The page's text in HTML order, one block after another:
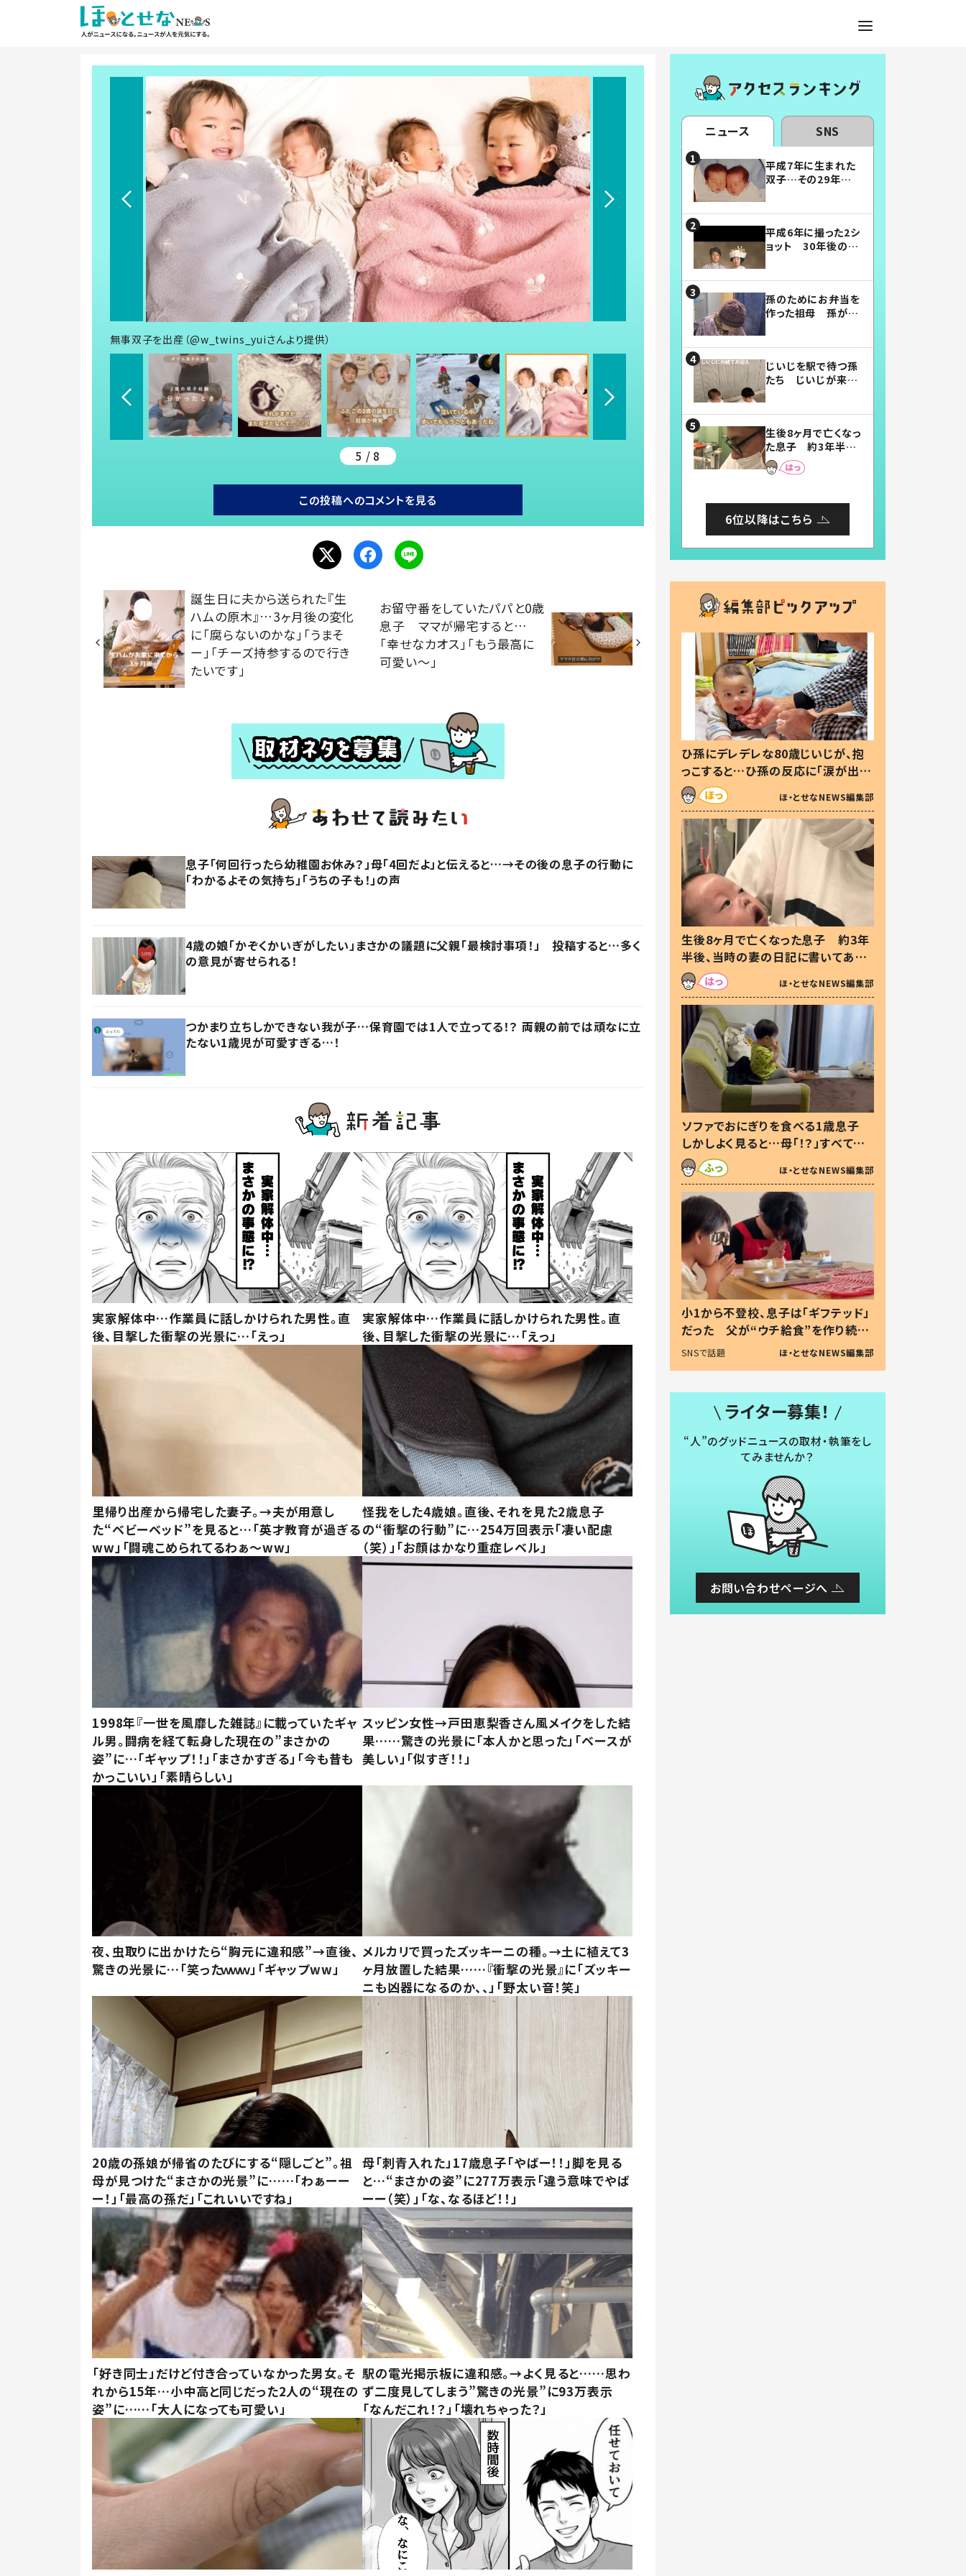
無事双子を出産（@w_twins_yuiさんより提供）
5 / 8
この投稿へのコメントを見る
誕生日に夫から送られた『生
ハムの原木』…3ヶ月後の変化
に「腐らないのかな」「うまそ
ー」「チーズ持参するので行き
たいです」
お留守番をしていたパパと0歳
息子 ママが帰宅すると…
「幸せなカオス」「もう最高に
可愛い〜」
息子「何回行ったら幼稚園お休み？」母「4回だよ」と伝えると…→その後の息子の行動に
「わかるよその気持ち」「うちの子も！」の声
4歳の娘「かぞくかいぎがしたい」まさかの議題に父親「最検討事項！」 投稿すると…多く
の意見が寄せられる！
つかまり立ちしかできない我が子…保育園では1人で立ってる！？ 両親の前では頑なに立
たない1歳児が可愛すぎる…！
実家解体中…作業員に話しかけられた男性。直
後、目撃した衝撃の光景に…「えっ」
実家解体中…作業員に話しかけられた男性。直
後、目撃した衝撃の光景に…「えっ」
里帰り出産から帰宅した妻子。→夫が用意し
た“ベビーベッド”を見ると…「英才教育が過ぎる
ww」「闘魂こめられてるわぁ～ww」
怪我をした4歳娘。直後、それを見た2歳息子
の“衝撃の行動”に…254万回表示「凄い配慮
（笑）」「お顔はかなり重症レベル」
1998年『一世を風靡した雑誌』に載っていたギャ
ル男。闘病を経て転身した現在の”まさかの
姿”に…「ギャップ！！」「まさかすぎる」「今も昔も
かっこいい」「素晴らしい」
スッピン女性→戸田恵梨香さん風メイクをした結
果……驚きの光景に「本人かと思った」「ベースが
美しい」「似すぎ！！」
夜、虫取りに出かけたら“胸元に違和感”→直後、
驚きの光景に…「笑ったｗｗｗ」「ギャップww」
メルカリで買ったズッキーニの種。→土に植えて3
ヶ月放置した結果……『衝撃の光景』に「ズッキー
ニも凶器になるのか、、」「野太い音！笑」
20歳の孫娘が帰省のたびにする“隠しごと”。祖
母が見つけた“まさかの光景”に……「わぁーー
ー！」「最高の孫だ」「これいいですね」
母「刺青入れた」17歳息子「やばー！！」脚を見る
と…“まさかの姿”に277万表示「違う意味でやば
ーー（笑）」「な、なるほど！！」
「好き同士」だけど付き合っていなかった男女。そ
れから15年…小中高と同じだった2人の“現在の
姿”に……「大人になっても可愛い」
駅の電光掲示板に違和感。→よく見ると……思わ
ず二度見してしまう”驚きの光景”に93万表示
「なんだこれ！？」「壊れちゃった？」
ニュース SNS
平成7年に生まれた
双子…その29年後
平成6年に撮った2シ
ョット 30年後の姿
孫のためにお弁当を
作った祖母 孫が絶
じいじを駅で待つ孫
たち じいじが来た
まらない」「幸せにな
れる」
生後8ヶ月で亡くなっ
た息子 約3年半
後、当時の妻の日記
に書いてあった本音
6位以降はこちら
ひ孫にデレデレな80歳じいじが、抱
っこすると…ひ孫の反応に「涙が出ま
した」「可愛くて仕方ない」
ほ・とせなNEWS編集部
生後8ヶ月で亡くなった息子 約3年
半後、当時の妻の日記に書いてあっ
た本音とは
ほ・とせなNEWS編集部
ソファでおにぎりを食べる1歳息子
しかしよく見ると…母「！？」すべてを
察した母の投稿に「可愛いから許
す！」「現行犯〜」
ほ・とせなNEWS編集部
小1から不登校、息子は「ギフテッド」
だった 父が“ウチ給食”を作り続け
る理由とは #令和の親 #令和の子
SNSで話題 ほ・とせなNEWS編集部
ライター募集！
“人”のグッドニュースの取材・執筆をし
てみませんか？
お問い合わせページへ